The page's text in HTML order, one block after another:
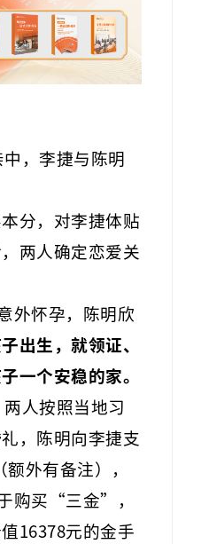
，李捷与陈明
分，对李捷体贴
两人确定恋爱关
外怀孕，陈明欣
出生，就领证、
一个安稳的家。
人按照当地习
，陈明向李捷支
外有备注），
购买“三金”，
16378元的金手